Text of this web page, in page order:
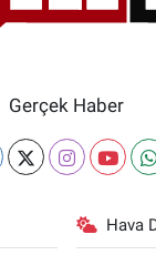
Gerçek Haber
Hava